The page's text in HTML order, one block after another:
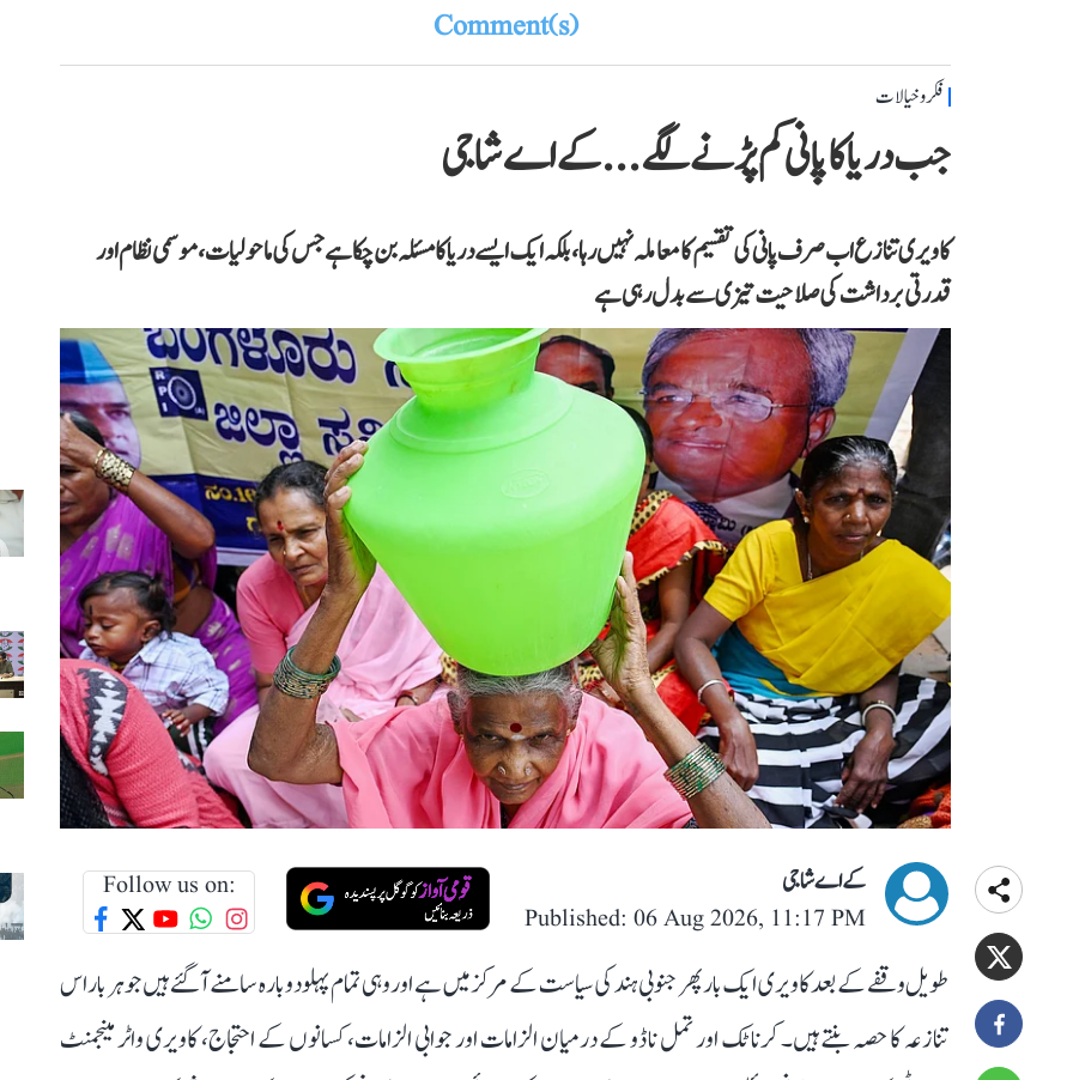
Comment(s)
فکر و خیالات
جب دریا کا پانی کم پڑنے لگے...کے اے شاجی
کاویری تنازع اب صرف پانی کی تقسیم کا معاملہ نہیں رہا، بلکہ ایک ایسے دریا کا مسئلہ بن چکا ہے جس کی ماحولیات، موسمی نظام اور
قدرتی برداشت کی صلاحیت تیزی سے بدل رہی ہے
کے اے شاجی
Published: 06 Aug 2026, 11:17 PM
Follow us on:
طویل وقفے کے بعد کاویری ایک بار پھر جنوبی ہند کی سیاست کے مرکز میں ہے اور وہی تمام پہلو دوبارہ سامنے آ گئے ہیں جو ہر بار اس
تنازعہ کا حصہ بنتے ہیں۔ کرناٹک اور تمل ناڈو کے درمیان الزامات اور جوابی الزامات، کسانوں کے احتجاج، کاویری واٹر مینجمنٹ